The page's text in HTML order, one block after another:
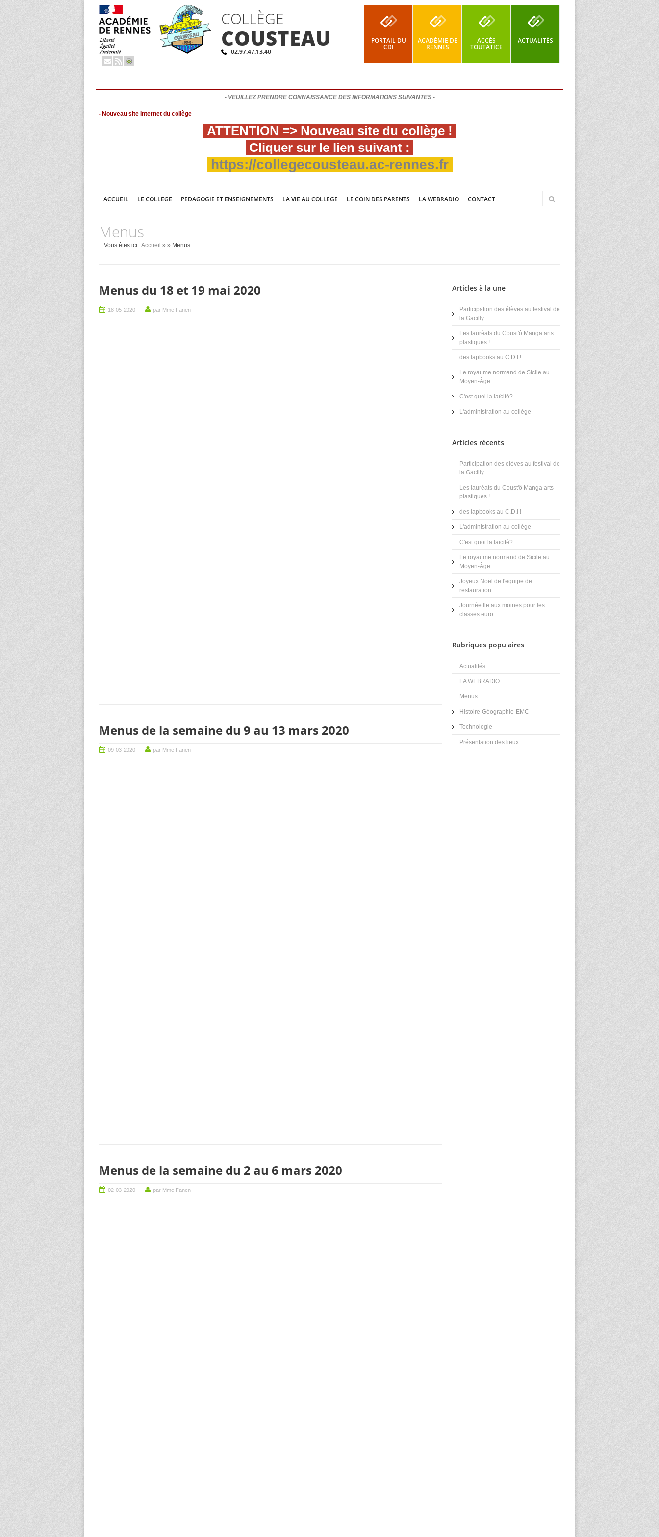
COLLÈGE
COUSTEAU
02.97.47.13.40
PORTAIL DU
CDI
ACADÉMIE DE
RENNES
ACCÈS
TOUTATICE
ACTUALITÉS
- VEUILLEZ PRENDRE CONNAISSANCE DES INFORMATIONS SUIVANTES -
- Nouveau site Internet du collège
ATTENTION => Nouveau site du collège !
Cliquer sur le lien suivant :
https://collegecousteau.ac-rennes.fr
ACCUEIL LE COLLEGE PEDAGOGIE ET ENSEIGNEMENTS LA VIE AU COLLEGE LE COIN DES PARENTS LA WEBRADIO CONTACT
Menus
Vous êtes ici :Accueil » » Menus
Menus du 18 et 19 mai 2020
18-05-2020 par Mme Fanen
Menus de la semaine du 9 au 13 mars 2020
09-03-2020 par Mme Fanen
Menus de la semaine du 2 au 6 mars 2020
02-03-2020 par Mme Fanen
Articles à la une
Participation des élèves au festival de
la Gacilly
Les lauréats du Coust'ô Manga arts
plastiques !
des lapbooks au C.D.I !
Le royaume normand de Sicile au
Moyen-Âge
C'est quoi la laïcité?
L'administration au collège
Articles récents
Participation des élèves au festival de
la Gacilly
Les lauréats du Coust'ô Manga arts
plastiques !
des lapbooks au C.D.I !
L'administration au collège
C'est quoi la laïcité?
Le royaume normand de Sicile au
Moyen-Âge
Joyeux Noël de l'équipe de
restauration
Journée Ile aux moines pour les
classes euro
Rubriques populaires
Actualités
LA WEBRADIO
Menus
Histoire-Géographie-EMC
Technologie
Présentation des lieux